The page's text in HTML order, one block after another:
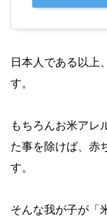
日本人である以上
す。
もちろんお米アレ
た事を除けば、赤
す。
そんな我が子が「